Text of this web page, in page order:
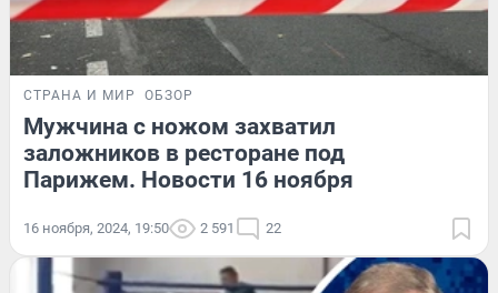
СТРАНА И МИР ОБЗОР
Мужчина с ножом захватил
заложников в ресторане под
Парижем. Новости 16 ноября
16 ноября, 2024, 19:50 2 591 22